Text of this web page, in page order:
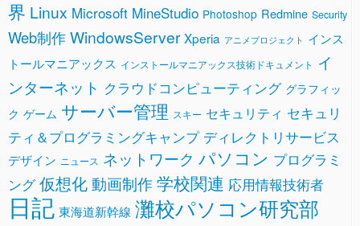
界 Linux Microsoft MineStudio Photoshop Redmine Security
Web制作WindowsServer Xperia アニメプロジェクト インス
トールマニアックス インストールマニアックス技術ドキュメント イ
ンターネット クラウドコンピューティング グラフィッ
ク ゲーム サーバー管理 スキー セキュリティ セキュリ
ティ＆プログラミングキャンプ ディレクトリサービス
デザイン ニュース ネットワーク パソコン プログラミ
ング 仮想化動画制作学校関連 応用情報技術者
日記 東海道新幹線 灘校パソコン研究部